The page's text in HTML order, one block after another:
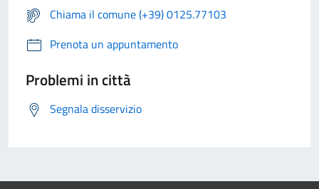
Chiama il comune (+39) 0125.77103
Prenota un appuntamento
Problemi in città
Segnala disservizio